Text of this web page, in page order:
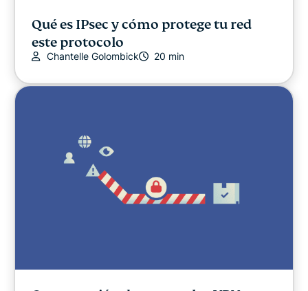
Qué es IPsec y cómo protege tu red
este protocolo
Chantelle Golombick 20 min